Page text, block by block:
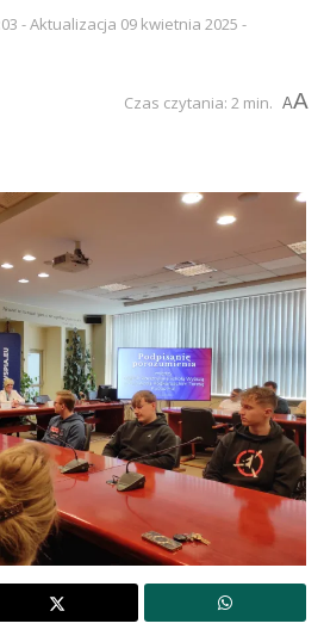
- Aktualizacja 09 kwietnia 2025 -
Czas czytania: 2 min. AA